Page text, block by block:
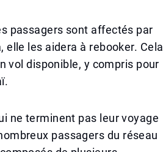
passagers sont affectés par
elle les aidera à rebooker. Cela
vol disponible, y compris pour
ne terminent pas leur voyage
passagers du réseau